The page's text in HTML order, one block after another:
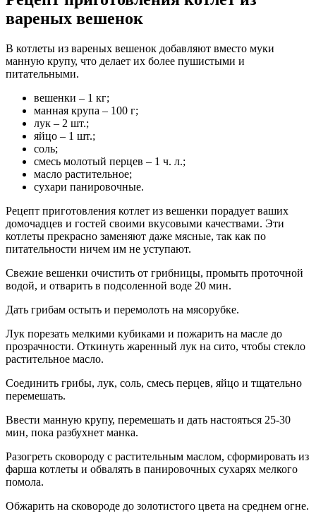
вареных вешенок
В котлеты из вареных вешенок добавляют вместо муки
манную крупу, что делает их более пушистыми и
питательными.
вешенки – 1 кг;
манная крупа – 100 г;
лук – 2 шт.;
яйцо – 1 шт.;
соль;
смесь молотый перцев – 1 ч. л.;
масло растительное;
сухари панировочные.
Рецепт приготовления котлет из вешенки порадует ваших
домочадцев и гостей своими вкусовыми качествами. Эти
котлеты прекрасно заменяют даже мясные, так как по
питательности ничем им не уступают.
Свежие вешенки очистить от грибницы, промыть проточной
водой, и отварить в подсоленной воде 20 мин.
Дать грибам остыть и перемолоть на мясорубке.
Лук порезать мелкими кубиками и пожарить на масле до
прозрачности. Откинуть жаренный лук на сито, чтобы стекло
растительное масло.
Соединить грибы, лук, соль, смесь перцев, яйцо и тщательно
перемешать.
Ввести манную крупу, перемешать и дать настояться 25-30
мин, пока разбухнет манка.
Разогреть сковороду с растительным маслом, сформировать из
фарша котлеты и обвалять в панировочных сухарях мелкого
помола.
Обжарить на сковороде до золотистого цвета на среднем огне.